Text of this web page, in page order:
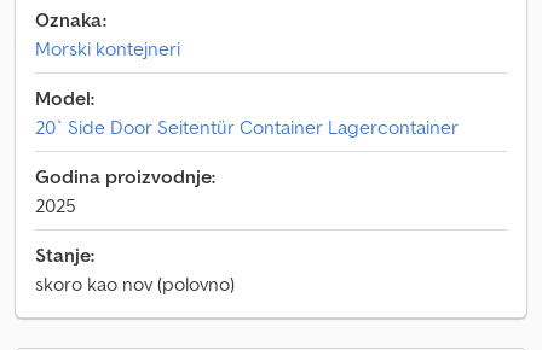
Oznaka:
Morski kontejneri
Model:
20` Side Door Seitentür Container Lagercontainer
Godina proizvodnje:
2025
Stanje:
skoro kao nov (polovno)